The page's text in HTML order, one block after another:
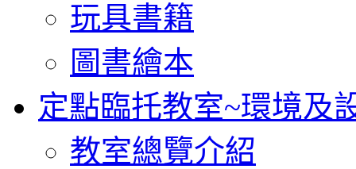
玩具書籍
圖書繪本
定點臨托教室~環境及
教室總覽介紹